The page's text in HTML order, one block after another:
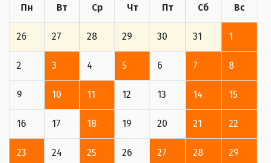
Пн Вт Ср Чт Пт Сб Вс
26 27 28 29 30 31 1
2 3 4 5 6 7 8
9 10 11 12 13 14 15
16 17 18 19 20 21 22
23 24 25 26 27 28 29